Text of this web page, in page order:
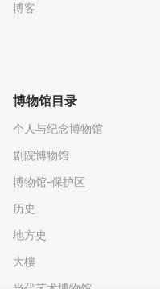
博客
博物馆目录
个人与纪念博物馆
剧院博物馆
博物馆-保护区
历史
地方史
大樓